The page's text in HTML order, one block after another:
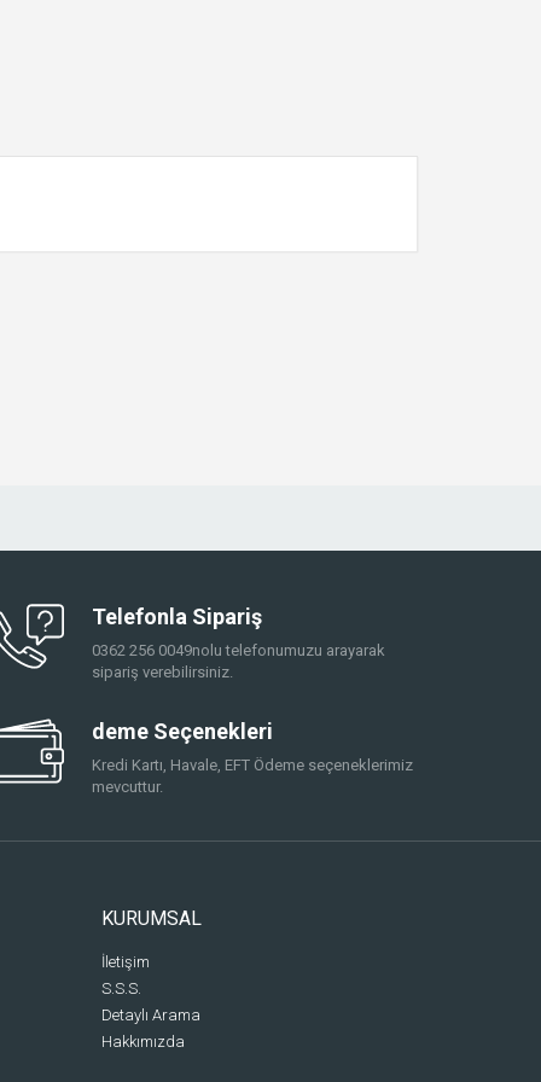
Telefonla Sipariş
0362 256 0049nolu telefonumuzu arayarak
sipariş verebilirsiniz.
deme Seçenekleri
Kredi Kartı, Havale, EFT Ödeme seçeneklerimiz
mevcuttur.
KURUMSAL
İletişim
S.S.S.
Detaylı Arama
Hakkımızda